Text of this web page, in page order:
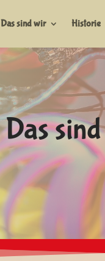
Das sind wir Historie
Das